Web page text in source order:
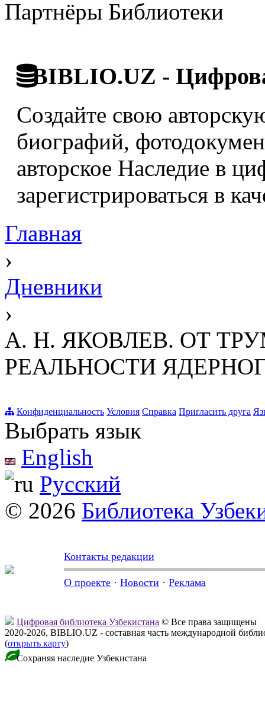
Партнёры Библиотеки
BIBLIO.UZ -
Создайте свою
биографий,
авторское Наследие в
зарегистрироваться в
Главная
›
Дневники
›
А. Н. ЯКОВЛЕВ. ОТ
РЕАЛЬНОСТИ
Конфиденциальность Условия Справка Пригласить друга
Выбрать язык
English
Русский
© 2026 Библиотека
Контакты редакции
О проекте · Новости · Реклама
Цифровая библиотека Узбекистана © Все права защищены
2020-2026, BIBLIO.UZ - составная часть международной
(открыть карту)
Сохраняя наследие Узбекистана